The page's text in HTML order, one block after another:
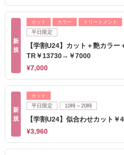
新
規
カット カラー トリートメント
平日限定
【学割U24】カット＋艶カラー
TR￥13730→￥7000
¥7,000
新
規
カット
平日限定 10時～20時
【学割U24】似合わせカット
¥3,960